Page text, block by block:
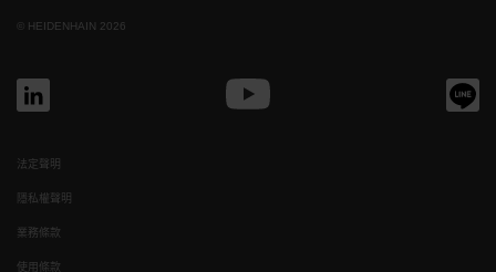
© HEIDENHAIN 2026
法定聲明
隱私權聲明
業務條款
使用條款